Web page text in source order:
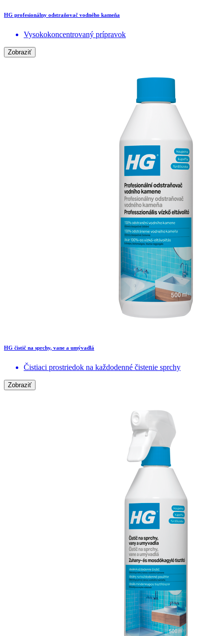
HG profesionálny odstraňovač vodného kameňa
Vysokokoncentrovaný prípravok
Zobraziť
HG čistič na sprchy, vane a umývadlá
Čistiaci prostriedok na každodenné čistenie sprchy
Zobraziť